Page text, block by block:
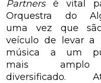
Partnersé vital
Orquestra do
uma vez que
veículo de levar a
música a um
mais
diversificado.